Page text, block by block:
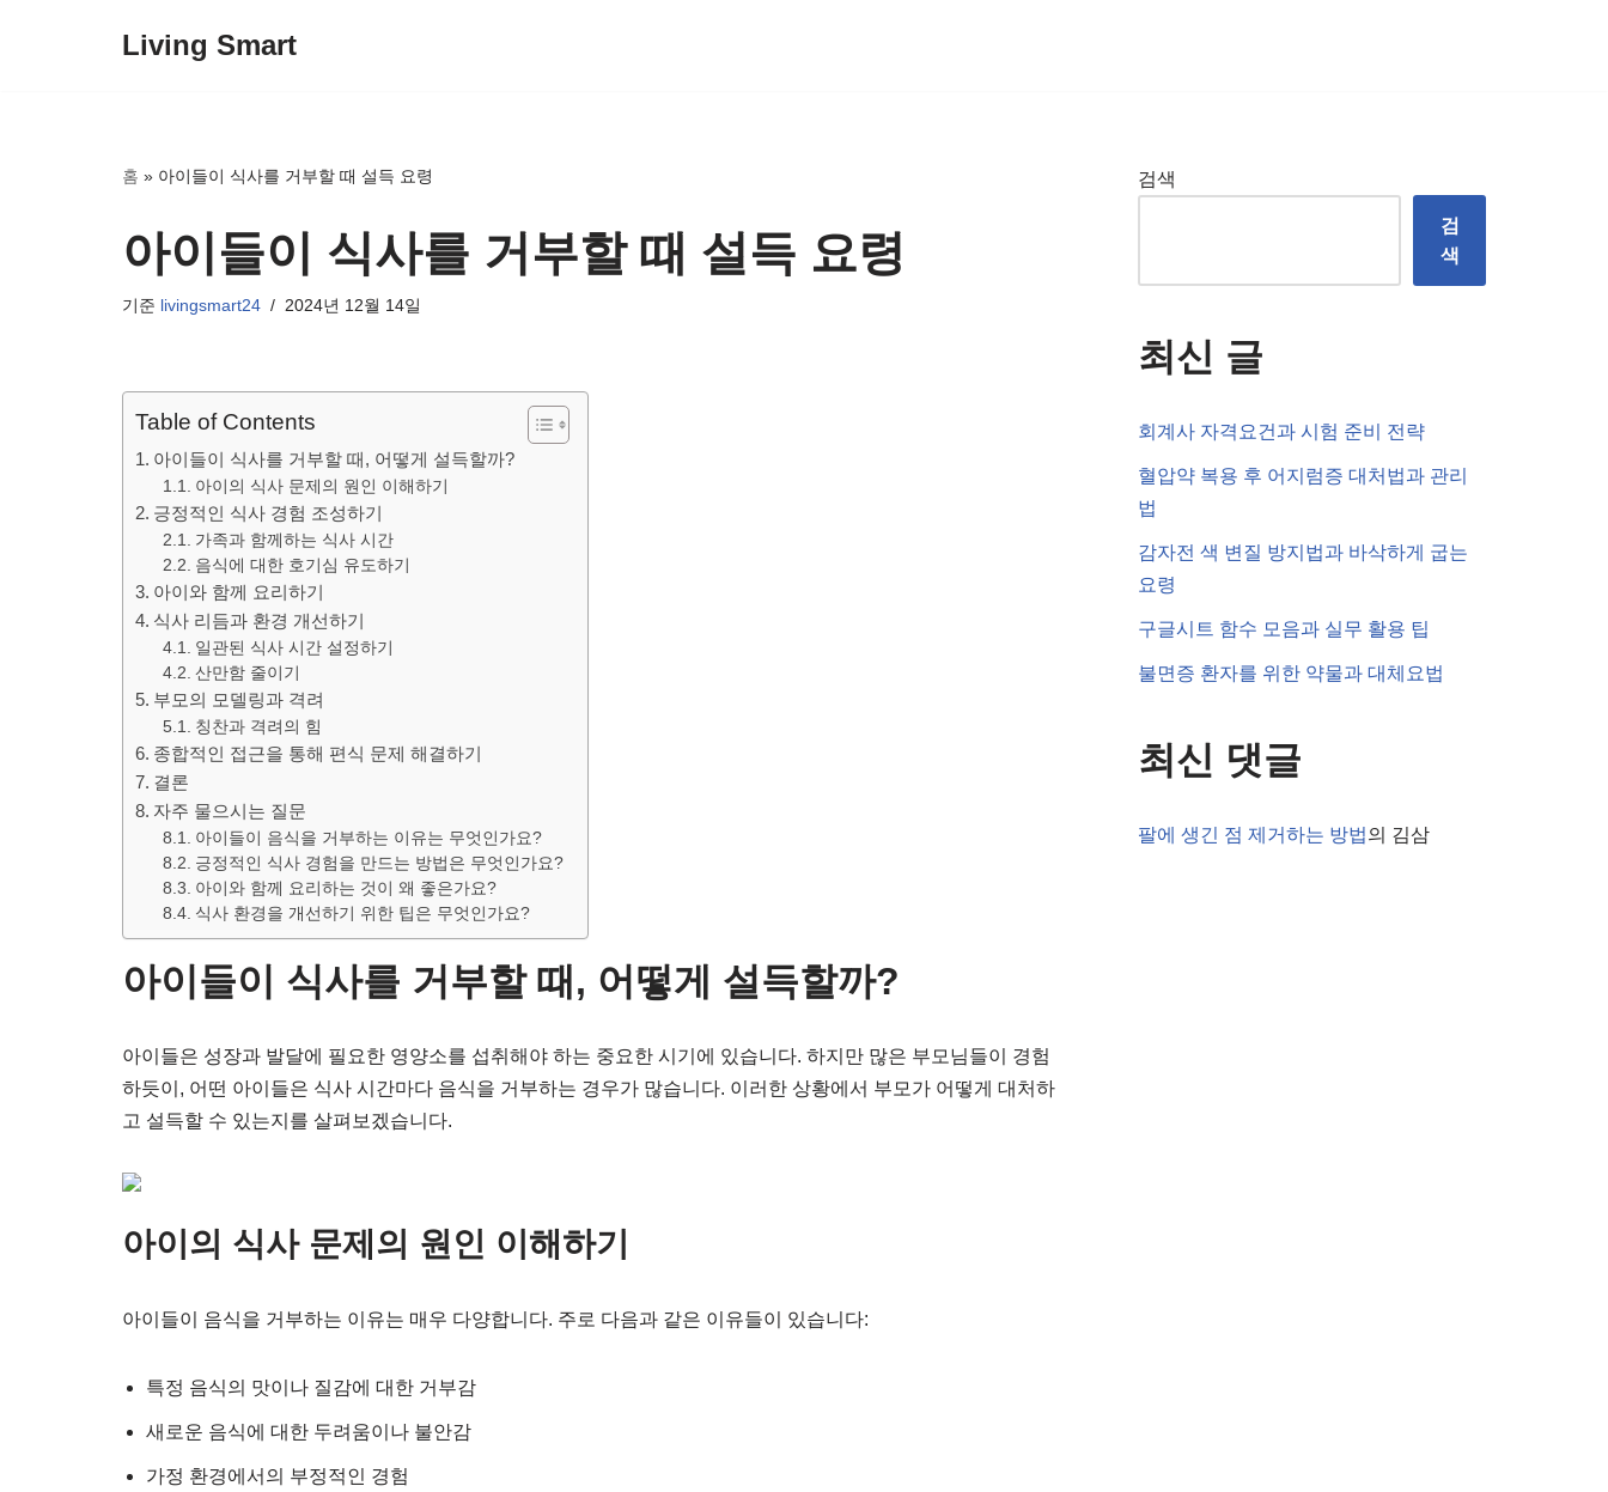
Living Smart
홈 » 아이들이 식사를 거부할 때 설득 요령
아이들이 식사를 거부할 때 설득 요령
기준 livingsmart24 2024년 12월 14일
Table of Contents
아이들이 식사를 거부할 때, 어떻게 설득할까?
아이의 식사 문제의 원인 이해하기
긍정적인 식사 경험 조성하기
가족과 함께하는 식사 시간
음식에 대한 호기심 유도하기
아이와 함께 요리하기
식사 리듬과 환경 개선하기
일관된 식사 시간 설정하기
산만함 줄이기
부모의 모델링과 격려
칭찬과 격려의 힘
종합적인 접근을 통해 편식 문제 해결하기
결론
자주 물으시는 질문
아이들이 음식을 거부하는 이유는 무엇인가요?
긍정적인 식사 경험을 만드는 방법은 무엇인가요?
아이와 함께 요리하는 것이 왜 좋은가요?
식사 환경을 개선하기 위한 팁은 무엇인가요?
아이들이 식사를 거부할 때, 어떻게 설득할까?
아이들은 성장과 발달에 필요한 영양소를 섭취해야 하는 중요한 시기에 있습니다. 하지만 많은 부모님들이 경험
하듯이, 어떤 아이들은 식사 시간마다 음식을 거부하는 경우가 많습니다. 이러한 상황에서 부모가 어떻게 대처하
고 설득할 수 있는지를 살펴보겠습니다.
아이의 식사 문제의 원인 이해하기
아이들이 음식을 거부하는 이유는 매우 다양합니다. 주로 다음과 같은 이유들이 있습니다:
특정 음식의 맛이나 질감에 대한 거부감
새로운 음식에 대한 두려움이나 불안감
가정 환경에서의 부정적인 경험
검색
검
색
최신 글
회계사 자격요건과 시험 준비 전략
혈압약 복용 후 어지럼증 대처법과 관리
법
감자전 색 변질 방지법과 바삭하게 굽는
요령
구글시트 함수 모음과 실무 활용 팁
불면증 환자를 위한 약물과 대체요법
최신 댓글
팔에 생긴 점 제거하는 방법의 김삼